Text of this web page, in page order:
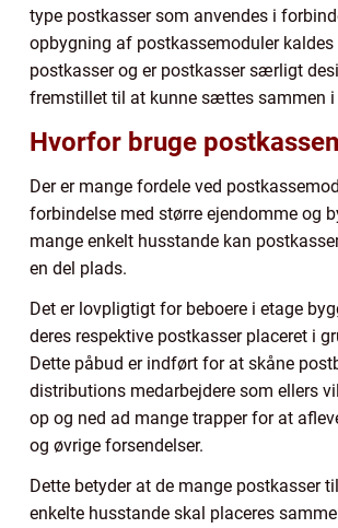
type postkasser som anvendes i
opbygning af postkassemoduler kaldes
postkasser og er postkasser særligt
fremstillet til at kunne sættes sammen i
Hvorfor bruge
Der er mange fordele ved
forbindelse med større ejendomme og
mange enkelt husstande kan
en del plads.
Det er lovpligtigt for beboere i etage
deres respektive postkasser placeret i
Dette påbud er indført for at skåne
distributions medarbejdere som ellers
op og ned ad mange trapper for at
og øvrige forsendelser.
Dette betyder at de mange postkasser
enkelte husstande skal placeres